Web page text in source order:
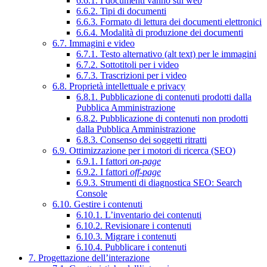
6.6.2. Tipi di documenti
6.6.3. Formato di lettura dei documenti elettronici
6.6.4. Modalità di produzione dei documenti
6.7. Immagini e video
6.7.1. Testo alternativo (alt text) per le immagini
6.7.2. Sottotitoli per i video
6.7.3. Trascrizioni per i video
6.8. Proprietà intellettuale e privacy
6.8.1. Pubblicazione di contenuti prodotti dalla
Pubblica Amministrazione
6.8.2. Pubblicazione di contenuti non prodotti
dalla Pubblica Amministrazione
6.8.3. Consenso dei soggetti ritratti
6.9. Ottimizzazione per i motori di ricerca (SEO)
6.9.1. I fattori on-page
6.9.2. I fattori off-page
6.9.3. Strumenti di diagnostica SEO: Search
Console
6.10. Gestire i contenuti
6.10.1. L’inventario dei contenuti
6.10.2. Revisionare i contenuti
6.10.3. Migrare i contenuti
6.10.4. Pubblicare i contenuti
7. Progettazione dell’interazione